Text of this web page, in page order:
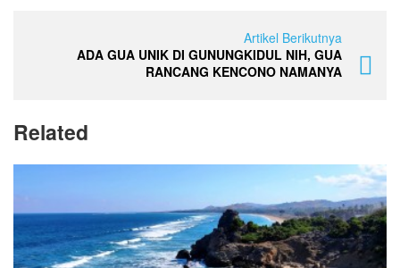
Artikel Berikutnya
ADA GUA UNIK DI GUNUNGKIDUL NIH, GUA
RANCANG KENCONO NAMANYA
Related